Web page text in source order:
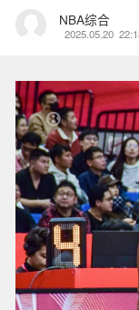
NBA综合
2025.05.20